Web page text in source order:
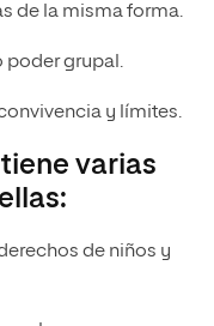
de la misma forma.
poder grupal.
y límites.
varias
de niños y